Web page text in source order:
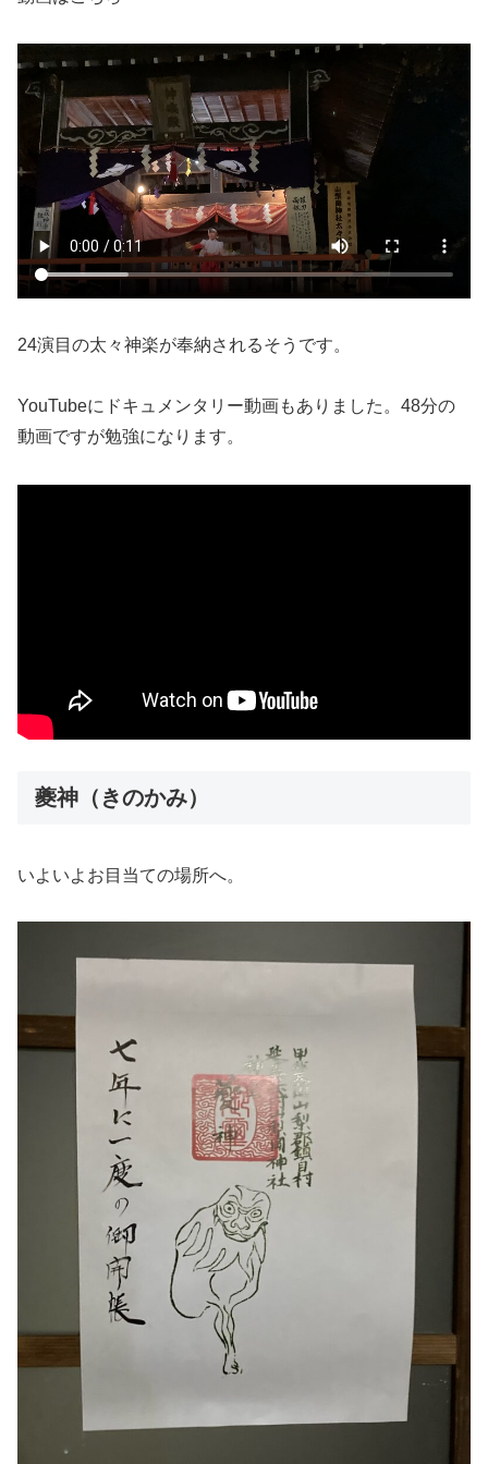
24演目の太々神楽が奉納されるそうです。
YouTubeにドキュメンタリー動画もありました。48分の
動画ですが勉強になります。
夔神（きのかみ）
いよいよお目当ての場所へ。